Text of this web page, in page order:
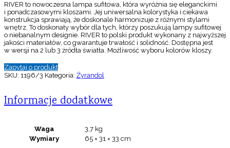
RIVER to nowoczesna lampa sufitowa, która wyróżnia się eleganckimi
i ponadczasowymi kloszami. Jej uniwersalna kolorystyka i ciekawa
konstrukcja sprawiają, że doskonale harmonizuje z różnymi stylami
wnętrz. To doskonały wybór dla tych, którzy poszukują lampy sufitowej
o niebanalnym designie. RIVER to polski produkt wykonany z najwyższej
jakości materiałów, co gwarantuje trwałość i solidność. Dostępna jest
w wersji na 2 lub 3 źródła światła. Możliwość wyboru kolorów kloszy.
Zapytaj o produkt
SKU: 1196/3 Kategoria: Żyrandol
Informacje dodatkowe
Waga
3,7 kg
Wymiary
65 × 31 × 33 cm